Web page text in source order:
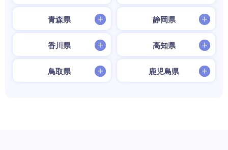
青森県 静岡県
香川県 高知県
鳥取県 鹿児島県